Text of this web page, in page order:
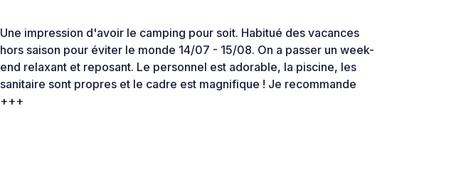
Une impression d'avoir le camping pour soit. Habitué des vacances
hors saison pour éviter le monde 14/07 - 15/08. On a passer un week-
end relaxant et reposant. Le personnel est adorable, la piscine, les
sanitaire sont propres et le cadre est magnifique ! Je recommande
+++